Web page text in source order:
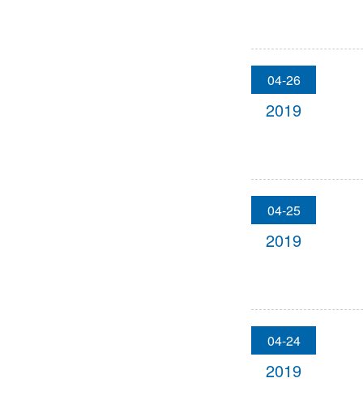
04-26
2019
04-25
2019
04-24
2019